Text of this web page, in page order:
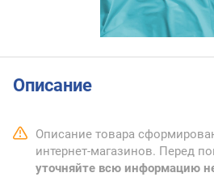
Описание
Описание товара
интернет-магазинов. Перед
уточняйте всю информацию